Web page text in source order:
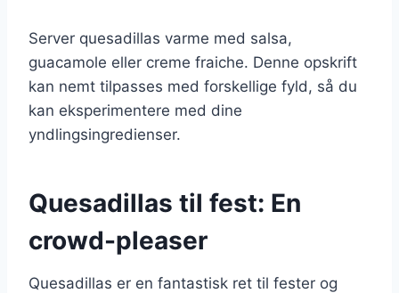
Server quesadillas varme med salsa,
guacamole eller creme fraiche. Denne opskrift
kan nemt tilpasses med forskellige fyld, så du
kan eksperimentere med dine
yndlingsingredienser.
Quesadillas til fest: En
crowd-pleaser
Quesadillas er en fantastisk ret til fester og